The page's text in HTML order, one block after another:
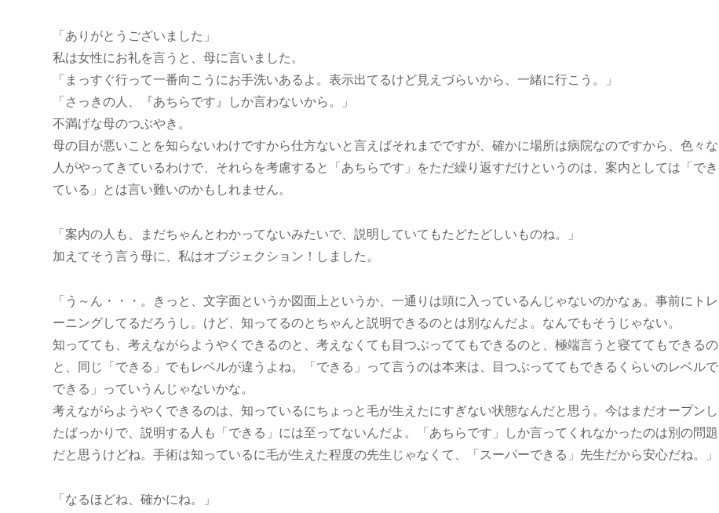
「ありがとうございました」
私は女性にお礼を言うと、母に言いました。
「まっすぐ行って一番向こうにお手洗いあるよ。表示出てるけど見えづらいから、一緒に行こう。」
「さっきの人、『あちらです』しか言わないから。」
不満げな母のつぶやき。
母の目が悪いことを知らないわけですから仕方ないと言えばそれまでですが、確かに場所は病院なのですから、色々な
人がやってきているわけで、それらを考慮すると「あちらです」をただ繰り返すだけというのは、案内としては「でき
ている」とは言い難いのかもしれません。
「案内の人も、まだちゃんとわかってないみたいで、説明していてもたどたどしいものね。」
加えてそう言う母に、私はオブジェクション！しました。
「う～ん・・・。きっと、文字面というか図面上というか、一通りは頭に入っているんじゃないのかなぁ。事前にトレ
ーニングしてるだろうし。けど、知ってるのとちゃんと説明できるのとは別なんだよ。なんでもそうじゃない。
知ってても、考えながらようやくできるのと、考えなくても目つぶっててもできるのと、極端言うと寝ててもできるの
と、同じ「できる」でもレベルが違うよね。「できる」って言うのは本来は、目つぶっててもできるくらいのレベルで
できる」っていうんじゃないかな。
考えながらようやくできるのは、知っているにちょっと毛が生えたにすぎない状態なんだと思う。今はまだオープンし
たばっかりで、説明する人も「できる」には至ってないんだよ。「あちらです」しか言ってくれなかったのは別の問題
だと思うけどね。手術は知っているに毛が生えた程度の先生じゃなくて、「スーパーできる」先生だから安心だね。」
「なるほどね、確かにね。」